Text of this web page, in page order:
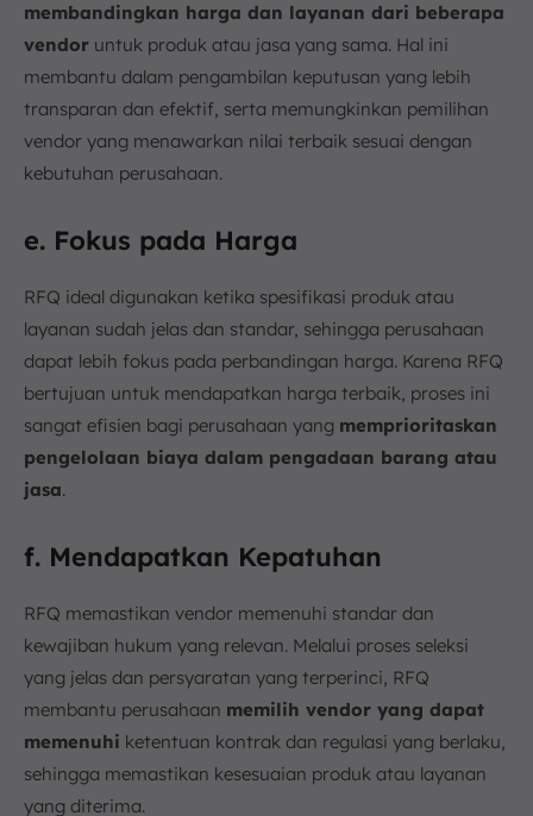
membandingkan harga dan layanan dari beberapa
vendor untuk produk atau jasa yang sama. Hal ini
membantu dalam pengambilan keputusan yang lebih
transparan dan efektif, serta memungkinkan pemilihan
vendor yang menawarkan nilai terbaik sesuai dengan
kebutuhan perusahaan.
e. Fokus pada Harga
RFQ ideal digunakan ketika spesifikasi produk atau
layanan sudah jelas dan standar, sehingga perusahaan
dapat lebih fokus pada perbandingan harga. Karena RFQ
bertujuan untuk mendapatkan harga terbaik, proses ini
sangat efisien bagi perusahaan yang memprioritaskan
pengelolaan biaya dalam pengadaan barang atau
jasa.
f. Mendapatkan Kepatuhan
RFQ memastikan vendor memenuhi standar dan
kewajiban hukum yang relevan. Melalui proses seleksi
yang jelas dan persyaratan yang terperinci, RFQ
membantu perusahaan memilih vendor yang dapat
memenuhi ketentuan kontrak dan regulasi yang berlaku,
sehingga memastikan kesesuaian produk atau layanan
yang diterima.